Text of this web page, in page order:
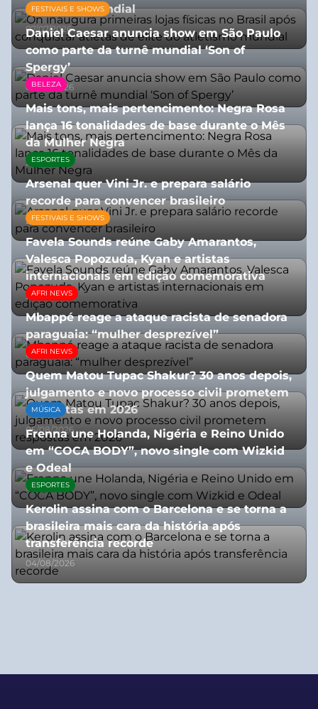
atletismo mundial
07/07/2026
FESTIVAIS E SHOWS
Daniel Caesar anuncia show em São Paulo
como parte da turnê mundial ‘Son of
Spergy’
05/08/2026
BELEZA
Mais tons, mais pertencimento: Negra Rosa
lança 16 tonalidades de base durante o Mês
da Mulher Negra
28/07/2026
ESPORTES
Arsenal quer Vini Jr. e prepara salário
recorde para convencer brasileiro
27/07/2026
FESTIVAIS E SHOWS
Favela Sounds reúne Gaby Amarantos,
Valesca Popozuda, Kyan e artistas
internacionais em edição comemorativa
31/07/2026
AFRI NEWS
Mbappé reage a ataque racista de senadora
paraguaia: “mulher desprezível”
07/07/2026
AFRI NEWS
Quem Matou Tupac Shakur? 30 anos depois,
julgamento e novo processo civil prometem
respostas em 2026
05/08/2026
MÚSICA
Frenna une Holanda, Nigéria e Reino Unido
em “COCA BODY”, novo single com Wizkid
e Odeal
07/07/2026
ESPORTES
Kerolin assina com o Barcelona e se torna a
brasileira mais cara da história após
transferência recorde
04/08/2026